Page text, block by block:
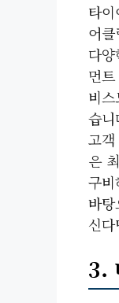
타
어
다
먼
비
습
고
은
구
바
신
3.